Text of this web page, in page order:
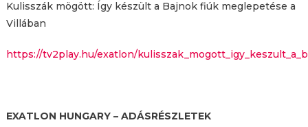
Kulisszák mögött: Így készült a Bajnok fiúk meglepetése a
Villában
https://tv2play.hu/exatlon/
EXATLON HUNGARY – ADÁSRÉSZLETEK